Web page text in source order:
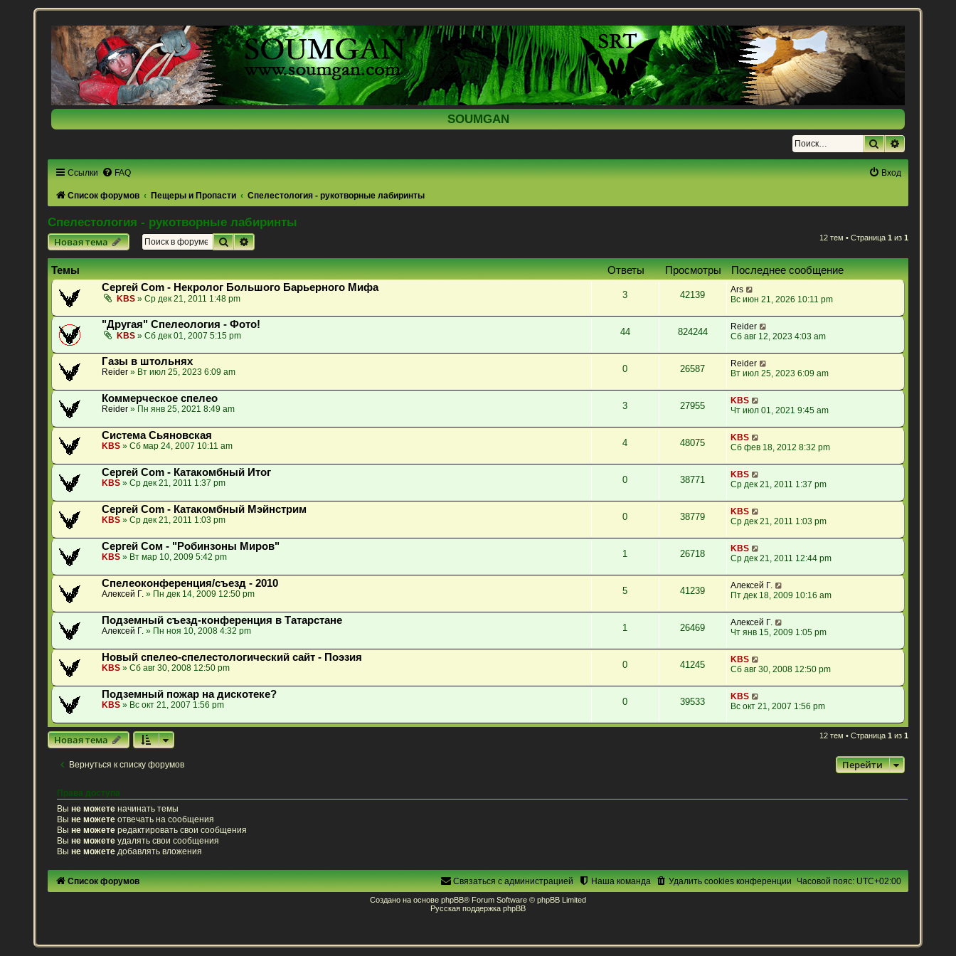
SOUMGAN
Поиск
Ссылки FAQ Вход
Список форумов Пещеры и Пропасти Спелестология - рукотворные лабиринты
Спелестология - рукотворные лабиринты
Новая тема
ПоискРасширенный поиск 12 тем • Страница 1 из 1
Темы Ответы Просмотры Последнее сообщение
Сергей Com - Некролог Большого Барьерного Мифа
KBS » Ср дек 21, 2011 1:48 pm 3 42139
Ars
Вс июн 21, 2026 10:11 pm
"Другая" Спелеология - Фото!
KBS » Сб дек 01, 2007 5:15 pm 44 824244
Reider
Сб авг 12, 2023 4:03 am
Газы в штольнях
Reider » Вт июл 25, 2023 6:09 am 0 26587
Reider
Вт июл 25, 2023 6:09 am
Коммерческое спелео
Reider » Пн янв 25, 2021 8:49 am 3 27955
KBS
Чт июл 01, 2021 9:45 am
Система Сьяновская
KBS » Сб мар 24, 2007 10:11 am 4 48075
KBS
Сб фев 18, 2012 8:32 pm
Сергей Com - Катакомбный Итог
KBS » Ср дек 21, 2011 1:37 pm 0 38771
KBS
Ср дек 21, 2011 1:37 pm
Сергей Com - Катакомбный Мэйнстрим
KBS » Ср дек 21, 2011 1:03 pm 0 38779
KBS
Ср дек 21, 2011 1:03 pm
Сергей Сом - "Робинзоны Миров"
KBS » Вт мар 10, 2009 5:42 pm 1 26718
KBS
Ср дек 21, 2011 12:44 pm
Спелеоконференция/съезд - 2010
Алексей Г. » Пн дек 14, 2009 12:50 pm 5 41239
Алексей Г.
Пт дек 18, 2009 10:16 am
Подземный съезд-конференция в Татарстане
Алексей Г. » Пн ноя 10, 2008 4:32 pm 1 26469
Алексей Г.
Чт янв 15, 2009 1:05 pm
Новый спелео-спелестологический сайт - Поэзия
KBS » Сб авг 30, 2008 12:50 pm 0 41245
KBS
Сб авг 30, 2008 12:50 pm
Подземный пожар на дискотеке?
KBS » Вс окт 21, 2007 1:56 pm 0 39533
KBS
Вс окт 21, 2007 1:56 pm
Новая тема 12 тем • Страница 1 из 1
Вернуться к списку форумов Перейти
Права доступа
Выне можете начинать темы
Выне можете отвечать на сообщения
Выне можете редактировать свои сообщения
Выне можете удалять свои сообщения
Выне можете добавлять вложения
Список форумов Часовой пояс:UTC+02:00
Удалить cookies конференции
Наша команда
Связаться с администрацией
Создано на основе phpBB® Forum Software © phpBB Limited
Русская поддержка phpBB